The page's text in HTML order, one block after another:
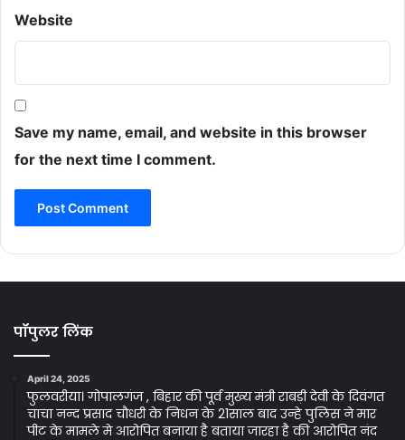
Website
Save my name, email, and website in this browser
for the next time I comment.
पॉपुलर लिंक
April 24, 2025
फुलवरीया। गोपालगंज , बिहार की पूर्व मुख्य मंत्री राबड़ी देवी के दिवंगत
चाचा नन्द प्रसाद चौधरी के निधन के 21साल बाद उन्हे पुलिस ने मार
पीट के मामले मे आरोपित बनाया है बताया जारहा है की आरोपित नंद